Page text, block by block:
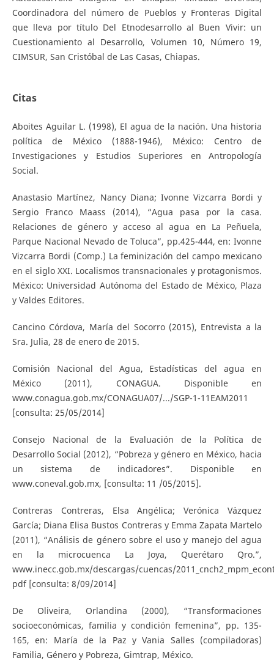
Coordinadora del número de Pueblos y Fronteras Digital
que lleva por título Del Etnodesarrollo al Buen Vivir: un
Cuestionamiento al Desarrollo, Volumen 10, Número 19,
CIMSUR, San Cristóbal de Las Casas, Chiapas.
Citas
Aboites Aguilar L. (1998), El agua de la nación. Una historia
política de México (1888-1946), México: Centro de
Investigaciones y Estudios Superiores en Antropología
Social.
Anastasio Martínez, Nancy Diana; Ivonne Vizcarra Bordi y
Sergio Franco Maass (2014), “Agua pasa por la casa.
Relaciones de género y acceso al agua en La Peñuela,
Parque Nacional Nevado de Toluca”, pp.425-444, en: Ivonne
Vizcarra Bordi (Comp.) La feminización del campo mexicano
en el siglo XXI. Localismos transnacionales y protagonismos.
México: Universidad Autónoma del Estado de México, Plaza
y Valdes Editores.
Cancino Córdova, María del Socorro (2015), Entrevista a la
Sra. Julia, 28 de enero de 2015.
Comisión Nacional del Agua, Estadísticas del agua en
México (2011), CONAGUA. Disponible en
www.conagua.gob.mx/CONAGUA07/.../SGP-1-11EAM2011
[consulta: 25/05/2014]
Consejo Nacional de la Evaluación de la Política de
Desarrollo Social (2012), “Pobreza y género en México, hacia
un sistema de indicadores”. Disponible en
www.coneval.gob.mx, [consulta: 11 /05/2015].
Contreras Contreras, Elsa Angélica; Verónica Vázquez
García; Diana Elisa Bustos Contreras y Emma Zapata Martelo
(2011), “Análisis de género sobre el uso y manejo del agua
en la microcuenca La Joya, Querétaro Qro.”,
www.inecc.gob.mx/descargas/cuencas/
pdf [consulta: 8/09/2014]
De Oliveira, Orlandina (2000), “Transformaciones
socioeconómicas, familia y condición femenina”, pp. 135-
165, en: María de la Paz y Vania Salles (compiladoras)
Familia, Género y Pobreza, Gimtrap, México.